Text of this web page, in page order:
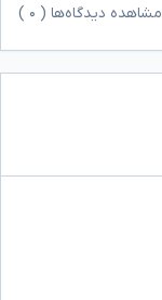
مشاهده دیدگاه‌ها ( ۰